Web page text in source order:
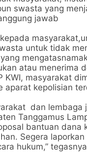
swasta yang
jawab
untuk tidak
atau menerima
KWI, masyarakat
aparat kepolisian
dan lembaga
Tanggamus
bantuan dana
Segera
hukum,”